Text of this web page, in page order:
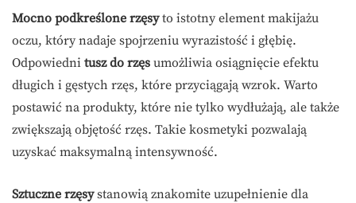
Mocno podkreślone rzęsyto istotny element makijażu
oczu, który nadaje spojrzeniu wyrazistość i głębię.
Odpowiedni tusz do rzęs umożliwia osiągnięcie efektu
długich i gęstych rzęs, które przyciągają wzrok. Warto
postawić na produkty, które nie tylko wydłużają, ale także
zwiększają objętość rzęs. Takie kosmetyki pozwalają
uzyskać maksymalną intensywność.
Sztuczne rzęsystanowią znakomite uzupełnienie dla